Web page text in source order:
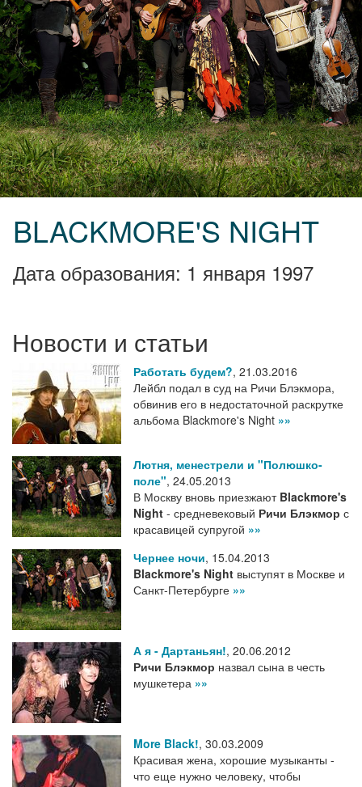
BLACKMORE'S NIGHT
Дата образования: 1 января 1997
Новости и статьи
Работать будем?, 21.03.2016
Лейбл подал в суд на Ричи Блэкмора,
обвинив его в недостаточной раскрутке
альбома Blackmore's Night »»
Лютня, менестрели и "Полюшко-
поле", 24.05.2013
В Москву вновь приезжают Blackmore's
Night - средневековый Ричи Блэкмор с
красавицей супругой »»
Чернее ночи, 15.04.2013
Blackmore's Night выступят в Москве и
Санкт-Петербурге »»
А я - Дартаньян!, 20.06.2012
Ричи Блэкмор назвал сына в честь
мушкетера »»
More Black!, 30.03.2009
Красивая жена, хорошие музыканты -
что еще нужно человеку, чтобы